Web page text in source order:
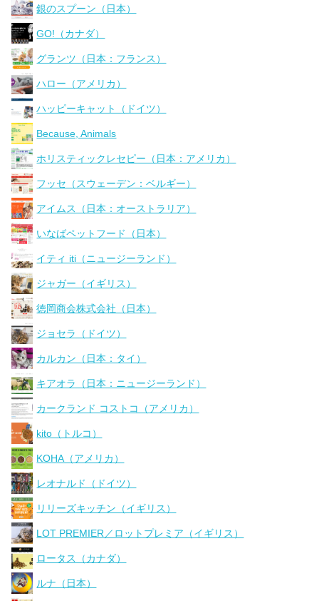
銀のスプーン（日本）
GO!（カナダ）
グランツ（日本：フランス）
ハロー（アメリカ）
ハッピーキャット（ドイツ）
Because, Animals
ホリスティックレセピー（日本：アメリカ）
フッセ（スウェーデン：ベルギー）
アイムス（日本：オーストラリア）
いなばペットフード（日本）
イティ iti（ニュージーランド）
ジャガー（イギリス）
徳岡商会株式会社（日本）
ジョセラ（ドイツ）
カルカン（日本：タイ）
キアオラ（日本：ニュージーランド）
カークランド コストコ（アメリカ）
kito（トルコ）
KOHA（アメリカ）
レオナルド（ドイツ）
リリーズキッチン（イギリス）
LOT PREMIER／ロットプレミア（イギリス）
ロータス（カナダ）
ルナ（日本）